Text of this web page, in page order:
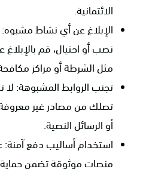
الائتمانية.
الإبلاغ عن أي نشاط
نصب أو احتيال، قم بالإبلاغ
مثل الشرطة أو مراكز مكافحة
تجنب الروابط المشبوهة:
تصلك من مصادر غير معروفة،
أو الرسائل النصية.
استخدام أساليب دفع آمنة:
منصات موثوقة تضمن حماية